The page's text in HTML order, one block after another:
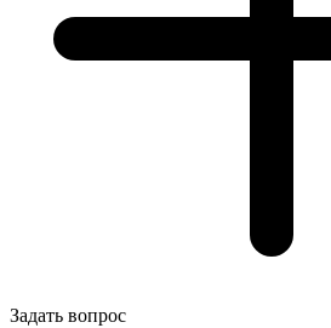
Задать вопрос